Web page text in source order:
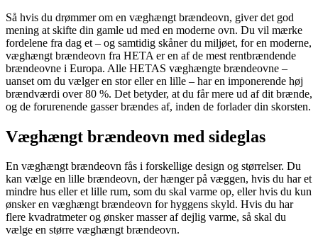
Så hvis du drømmer om en væghængt brændeovn, giver det god
mening at skifte din gamle ud med en moderne ovn. Du vil mærke
fordelene fra dag et – og samtidig skåner du miljøet, for en moderne,
væghængt brændeovn fra HETA er en af de mest rentbrændende
brændeovne i Europa. Alle HETAS væghængte brændeovne –
uanset om du vælger en stor eller en lille – har en imponerende høj
brændværdi over 80 %. Det betyder, at du får mere ud af dit brænde,
og de forurenende gasser brændes af, inden de forlader din skorsten.
Væghængt brændeovn med sideglas
En væghængt brændeovn fås i forskellige design og størrelser. Du
kan vælge en lille brændeovn, der hænger på væggen, hvis du har et
mindre hus eller et lille rum, som du skal varme op, eller hvis du kun
ønsker en væghængt brændeovn for hyggens skyld. Hvis du har
flere kvadratmeter og ønsker masser af dejlig varme, så skal du
vælge en større væghængt brændeovn.